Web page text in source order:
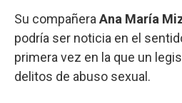
Su compañera Ana María
podría ser noticia en el
primera vez en la que un
delitos de abuso sexual.